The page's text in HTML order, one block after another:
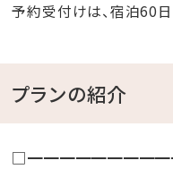
予約受付けは、宿泊60
プランの紹介